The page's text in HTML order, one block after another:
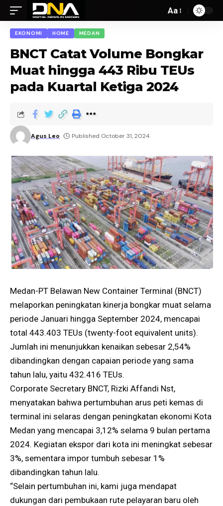
Aa
EKONOMI HOME MEDAN
BNCT Catat Volume Bongkar
Muat hingga 443 Ribu TEUs
pada Kuartal Ketiga 2024
Agus Leo Published October 31, 2024
Medan-PT Belawan New Container Terminal (BNCT)
melaporkan peningkatan kinerja bongkar muat selama
periode Januari hingga September 2024, mencapai
total 443.403 TEUs (twenty-foot equivalent units).
Jumlah ini menunjukkan kenaikan sebesar 2,54%
dibandingkan dengan capaian periode yang sama
tahun lalu, yaitu 432.416 TEUs.
Corporate Secretary BNCT, Rizki Affandi Nst,
menyatakan bahwa pertumbuhan arus peti kemas di
terminal ini selaras dengan peningkatan ekonomi Kota
Medan yang mencapai 3,12% selama 9 bulan pertama
2024. Kegiatan ekspor dari kota ini meningkat sebesar
3%, sementara impor tumbuh sebesar 1%
dibandingkan tahun lalu.
“Selain pertumbuhan ini, kami juga mendapat
dukungan dari pembukaan rute pelayaran baru oleh